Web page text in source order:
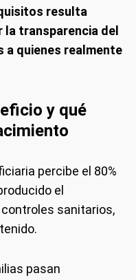
resulta
la transparencia del
a quienes realmente
y qué
percibe el 80%
el
sanitarios,
pasan